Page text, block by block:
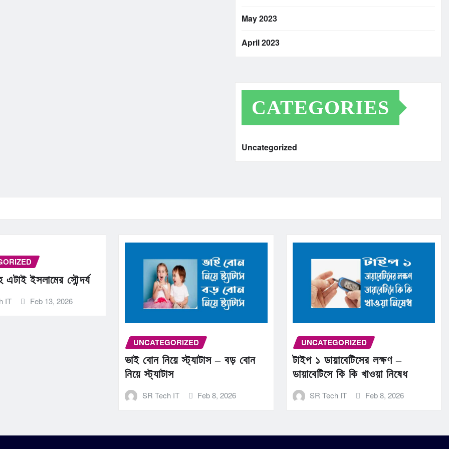
May 2023
April 2023
CATEGORIES
Uncategorized
এটাই ইসলামের সৌন্দর্য
IT Feb 13, 2026
UNCATEGORIZED
ভাই বোন নিয়ে স্ট্যাটাস – বড় বোন
নিয়ে স্ট্যাটাস
SR Tech IT Feb 8, 2026
UNCATEGORIZED
টাইপ ১ ডায়াবেটিসের লক্ষণ –
ডায়াবেটিসে কি কি খাওয়া নিষেধ
SR Tech IT Feb 8, 2026